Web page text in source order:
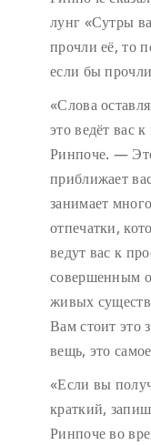
лунг «Сутры
прочли её, то
если бы
«Слова
это ведёт вас
Ринпоче. —
приближает
занимает
отпечатки,
ведут вас к
совершенным
живых
Вам стоит это
вещь, это
«Если вы
краткий,
Ринпоче во